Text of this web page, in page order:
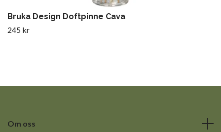
Bruka Design Doftpinne Cava
245 kr
Om oss